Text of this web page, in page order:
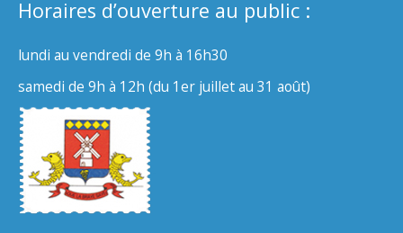
Horaires d’ouverture au public :
lundi au vendredi de 9h à 16h30
samedi de 9h à 12h (du 1er juillet au 31 août)